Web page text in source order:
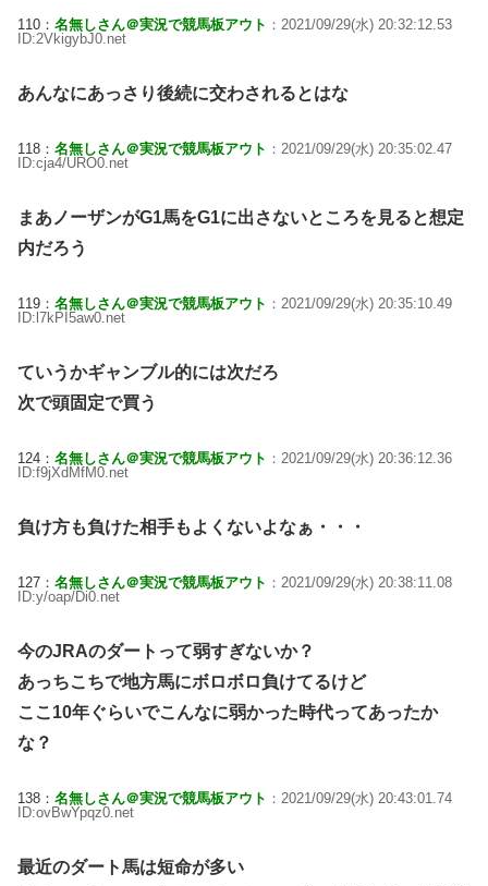
110： 名無しさん＠実況で競馬板アウト ：2021/09/29(水) 20:32:12.53
ID:2VkigybJ0.net
あんなにあっさり後続に交わされるとはな
118： 名無しさん＠実況で競馬板アウト ：2021/09/29(水) 20:35:02.47
ID:cja4/URO0.net
まあノーザンがG1馬をG1に出さないところを見ると想定
内だろう
119： 名無しさん＠実況で競馬板アウト ：2021/09/29(水) 20:35:10.49
ID:l7kPI5aw0.net
ていうかギャンブル的には次だろ
次で頭固定で買う
124： 名無しさん＠実況で競馬板アウト ：2021/09/29(水) 20:36:12.36
ID:f9jXdMfM0.net
負け方も負けた相手もよくないよなぁ・・・
127： 名無しさん＠実況で競馬板アウト ：2021/09/29(水) 20:38:11.08
ID:y/oap/Di0.net
今のJRAのダートって弱すぎないか？
あっちこちで地方馬にボロボロ負けてるけど
ここ10年ぐらいでこんなに弱かった時代ってあったか
な？
138： 名無しさん＠実況で競馬板アウト ：2021/09/29(水) 20:43:01.74
ID:ovBwYpqz0.net
最近のダート馬は短命が多い